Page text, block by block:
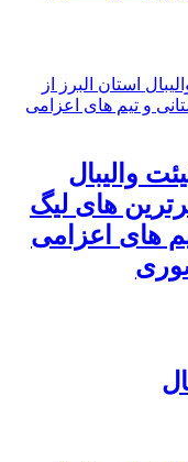
والیبال
های لیگ
های اعزامی